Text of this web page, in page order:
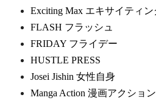
Exciting Max エキサイティン
FLASH フラッシュ
FRIDAY フライデー
HUSTLE PRESS
Josei Jishin 女性自身
Manga Action 漫画アクション